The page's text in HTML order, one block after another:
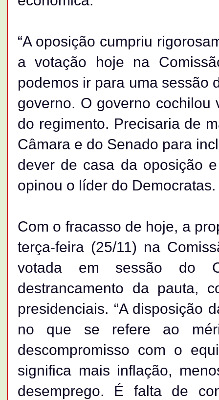
“A oposição cumpriu
a votação hoje na
podemos ir para uma sessão
governo. O governo cochilou
do regimento. Precisaria de
Câmara e do Senado para
dever de casa da oposição
opinou o líder do Democratas.
Com o fracasso de hoje, a
terça-feira (25/11) na
votada em sessão do
destrancamento da pauta,
presidenciais. “A disposição
no que se refere ao
descompromisso com o
significa mais inflação,
desemprego. É falta de